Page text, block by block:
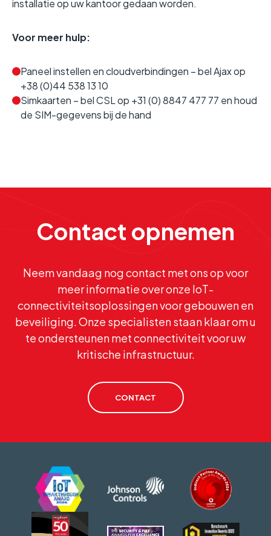
installatie op uw kantoor gedaan worden.
Voor meer hulp:
Paneel instellen en cloudverbindingen – bel Ajax op
+38 (0)44 538 13 10
Simkaarten – bel CSL op +31 (0) 8847 477 77 en houd
de SIM-gegevens bij de hand
Contact opnemen
Neem vandaag nog contact met ons op voor
meer informatie over onze IoT-
connectiviteitsoplossingen voor gebouwen en
beveiliging. Onze specialisten staan klaar om u
te ondersteunen met connectiviteit voor uw
kritische infrastructuur.
CONTACT